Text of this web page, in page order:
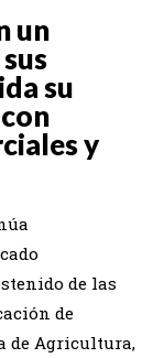
un
su
y
de las
de
de Agricultura,